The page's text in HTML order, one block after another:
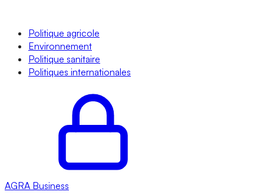
Politique agricole
Environnement
Politique sanitaire
Politiques internationales
AGRA Business